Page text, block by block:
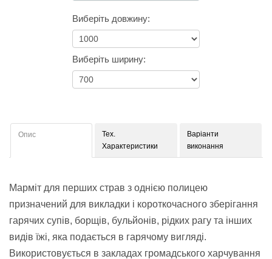
Виберіть довжину:
Виберіть ширину:
Опис
Тех.
Характеристики
Варіанти
виконання
Марміт для перших страв з однією полицею
призначений для викладки і короткочасного зберігання
гарячих супів, борщів, бульйонів, рідких рагу та інших
видів їжі, яка подається в гарячому вигляді.
Використовується в закладах громадського харчування